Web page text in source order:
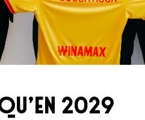
2029